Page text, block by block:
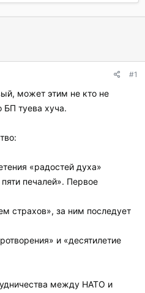
#1
может этим не кто не
БП туева хуча.
«радостей духа»
печалей». Первое
страхов», за ним последует
и «десятилетие
между НАТО и